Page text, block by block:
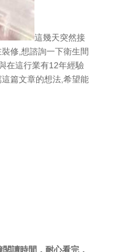
這幾天突然接
修,想諮詢一下衛生間
在這行業有12年經驗
篇文章的想法,希望能
讀時間，耐心看完，